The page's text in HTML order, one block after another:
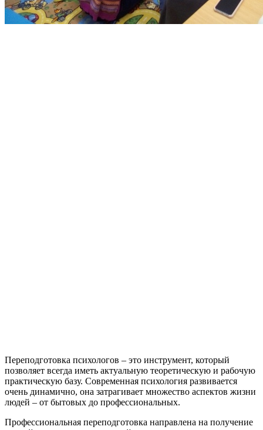
Переподготовка психологов – это инструмент, который
позволяет всегда иметь актуальную теоретическую и рабочую
практическую базу. Современная психология развивается
очень динамично, она затрагивает множество аспектов жизни
людей – от бытовых до профессиональных.
Профессиональная переподготовка направлена на получение